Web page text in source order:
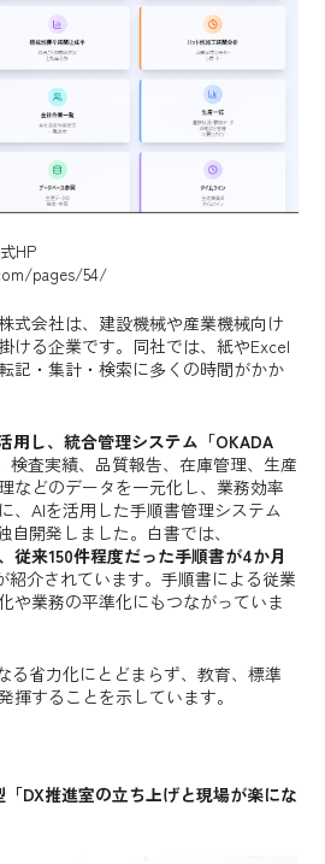
HP
pages/54/
式会社は、建設機械や産業機械向け
ける企業です。同社では、紙やExcel
記・集計・検索に多くの時間がかか
用し、統合管理システム「OKADA
検査実績、品質報告、在庫管理、生産
などのデータを一元化し、業務効率
、AIを活用した手順書管理システム
自開発しました。白書では、
従来150件程度だった手順書が4か月
紹介されています。手順書による従業
や業務の平準化にもつながっていま
る省力化にとどまらず、教育、標準
揮することを示しています。
DX推進室の立ち上げと現場が楽にな